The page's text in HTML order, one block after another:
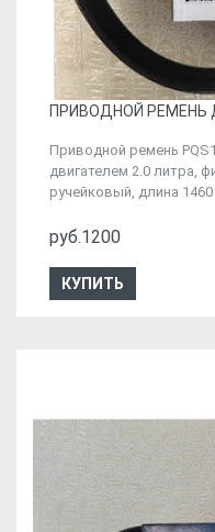
ПРИВОДНОЙ РЕМЕНЬ
Приводной ремень
двигателем 2.0 литра,
ручейковый, длина
руб.1200
КУПИТЬ